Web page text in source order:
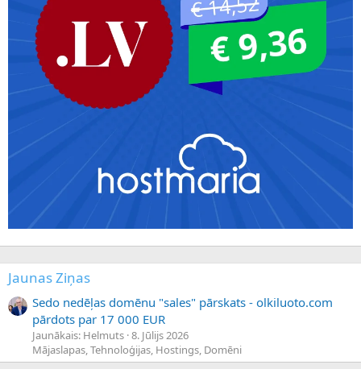
Jaunas Ziņas
Sedo nedēļas domēnu "sales" pārskats - olkiluoto.com
pārdots par 17 000 EUR
Jaunākais: Helmuts 8. Jūlijs 2026
Mājaslapas, Tehnoloģijas, Hostings, Domēni